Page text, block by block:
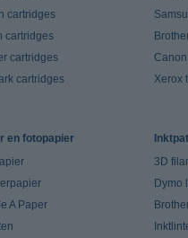
cartridges
cartridges
cartridges
cartridges
Xerox
en fotopapier
A Paper
3D
Dymo